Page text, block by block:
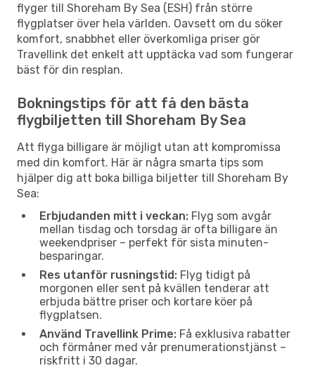
flyger till Shoreham By Sea (ESH) från större
flygplatser över hela världen. Oavsett om du söker
komfort, snabbhet eller överkomliga priser gör
Travellink det enkelt att upptäcka vad som fungerar
bäst för din resplan.
Bokningstips för att få den bästa
flygbiljetten till Shoreham By Sea
Att flyga billigare är möjligt utan att kompromissa
med din komfort. Här är några smarta tips som
hjälper dig att boka billiga biljetter till Shoreham By
Sea:
Erbjudanden mitt i veckan: Flyg som avgår
mellan tisdag och torsdag är ofta billigare än
weekendpriser – perfekt för sista minuten-
besparingar.
Res utanför rusningstid: Flyg tidigt på
morgonen eller sent på kvällen tenderar att
erbjuda bättre priser och kortare köer på
flygplatsen.
Använd Travellink Prime: Få exklusiva rabatter
och förmåner med vår prenumerationstjänst –
riskfritt i 30 dagar.